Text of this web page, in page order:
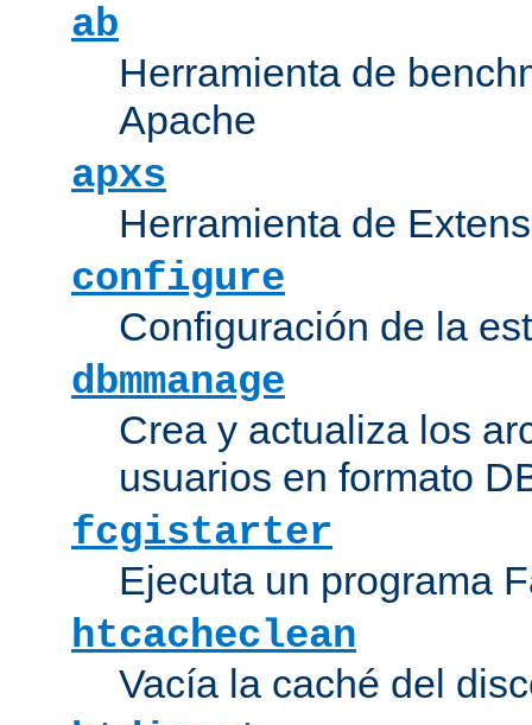
ab
Herramienta de
Apache
apxs
Herramienta de
configure
Configuración de la
dbmmanage
Crea y actualiza los
usuarios en formato
fcgistarter
Ejecuta un programa
htcacheclean
Vacía la caché del